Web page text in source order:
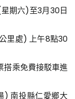
期六)至3月30日
里處) 上午8點30
乘免費接駁車進
) 南投縣仁愛鄉大